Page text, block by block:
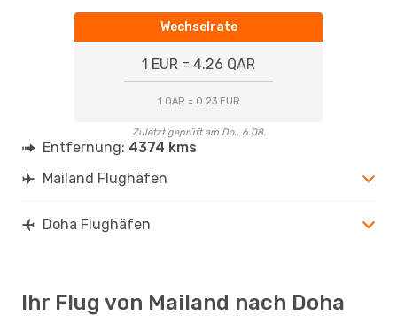
Wechselrate
1 EUR = 4.26 QAR
1 QAR = 0.23 EUR
Zuletzt geprüft am Do., 6.08.
Entfernung: 4374 kms
Mailand Flughäfen
Doha Flughäfen
Ihr Flug von Mailand nach Doha